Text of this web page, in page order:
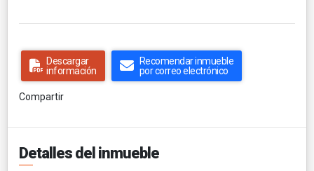
Descargar
información
Recomendar inmueble
por correo electrónico
Compartir
Detalles del inmueble